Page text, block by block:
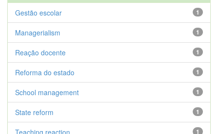
1
Gestão escolar
1
Managerialism
1
Reação docente
1
Reforma do estado
1
School management
1
State reform
1
Teaching reaction